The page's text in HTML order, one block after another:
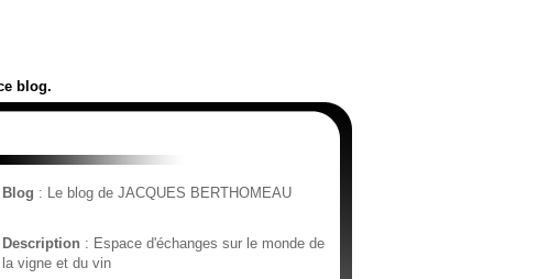
blog.
Blog : Le blog de JACQUES BERTHOMEAU
Description : Espace d'échanges sur le monde de
la vigne et du vin